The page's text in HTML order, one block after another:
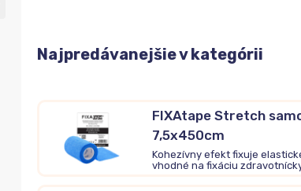
Najpredávanejšie v kategórii
FIXAtape Stretch
7,5x450cm
Kohezívny efekt fixuje
vhodné na fixáciu